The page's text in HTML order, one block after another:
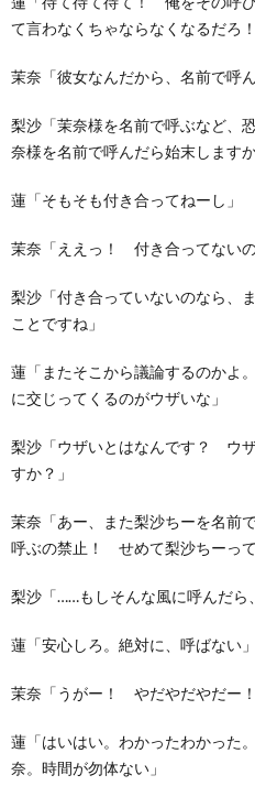
て言わなくちゃならなくなるだろ！
茉奈「彼女なんだから、名前で呼
梨沙「茉奈様を名前で呼ぶなど、
奈様を名前で呼んだら始末しますか
蓮「そもそも付き合ってねーし」
茉奈「ええっ！ 付き合ってないの
梨沙「付き合っていないのなら、
ことですね」
蓮「またそこから議論するのかよ
に交じってくるのがウザいな」
梨沙「ウザいとはなんです？ ウ
すか？」
茉奈「あー、また梨沙ちーを名
呼ぶの禁止！ せめて梨沙ちーって
梨沙「……もしそんな風に呼んだら
蓮「安心しろ。絶対に、呼ばない」
茉奈「うがー！ やだやだやだー
蓮「はいはい。わかったわかった
奈。時間が勿体ない」